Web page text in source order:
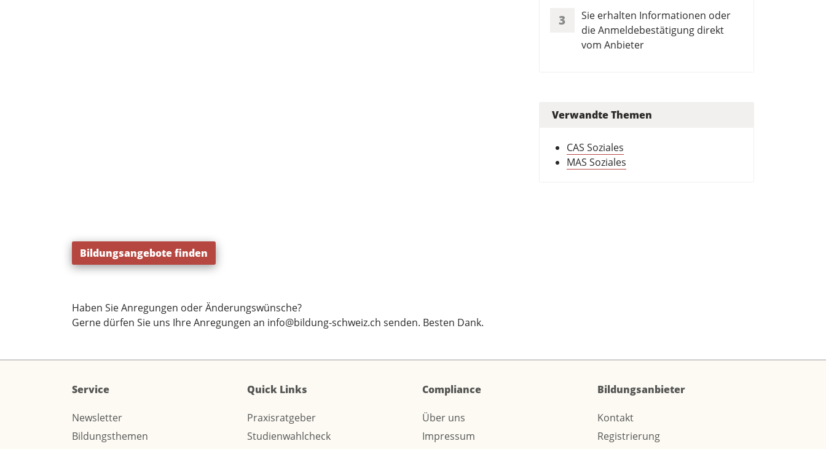
3
Sie erhalten Informationen oder
die Anmeldebestätigung direkt
vom Anbieter
Verwandte Themen
CAS Soziales
MAS Soziales
Bildungsangebote finden
Haben Sie Anregungen oder Änderungswünsche?
Gerne dürfen Sie uns Ihre Anregungen an info@bildung-schweiz.ch senden. Besten Dank.
Service
Newsletter
Bildungsthemen
Quick Links
Praxisratgeber
Studienwahlcheck
Compliance
Über uns
Impressum
Bildungsanbieter
Kontakt
Registrierung